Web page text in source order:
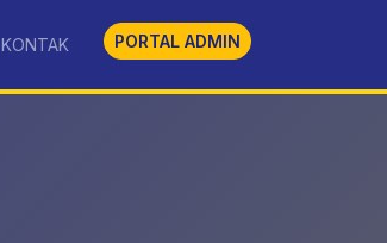
KONTAK PORTAL ADMIN